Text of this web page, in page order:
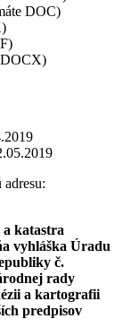
DOC)
katastra
vyhláška Úradu
č.
rady
a kartografii
predpisov